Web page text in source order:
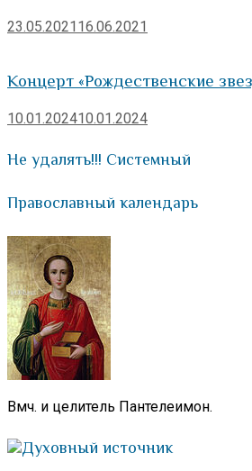
23.05.2021 16.06.2021
Концерт «Рождественские
10.01.202410.01.2024
Не удалять!!! Системный
Православный календарь
Вмч. и целитель Пантелеимон.
Духовный источник